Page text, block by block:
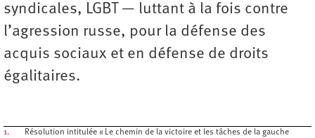
syndicales, LGBT — luttant à la fois contre
l’agression russe, pour la défense des
acquis sociaux et en défense de droits
égalitaires.
1.
Résolution intitulée « Le chemin de la victoire et les tâches de la gauche